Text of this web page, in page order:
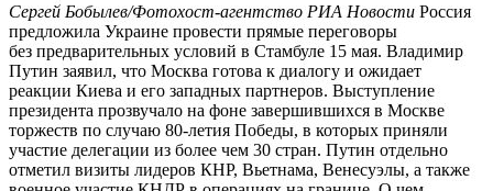
Сергей Бобылев/Фотохост-агентство РИА Новости Россия
предложила Украине провести прямые переговоры
без предварительных условий в Стамбуле 15 мая. Владимир
Путин заявил, что Москва готова к диалогу и ожидает
реакции Киева и его западных партнеров. Выступление
президента прозвучало на фоне завершившихся в Москве
торжеств по случаю 80-летия Победы, в которых приняли
участие делегации из более чем 30 стран. Путин отдельно
отметил визиты лидеров КНР, Вьетнама, Венесуэлы, а также